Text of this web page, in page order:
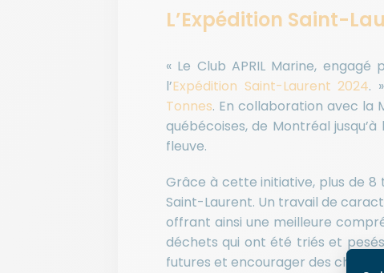
L’Expédition Saint-
« Le Club APRIL Marine,
l’Expédition Saint-Laurent 2024.
Tonnes. En collaboration avec la
québécoises, de Montréal
fleuve.
Grâce à cette initiative, plus de
Saint-Laurent. Un travail de
offrant ainsi une meilleure
déchets qui ont été triés et
futures et encourager des